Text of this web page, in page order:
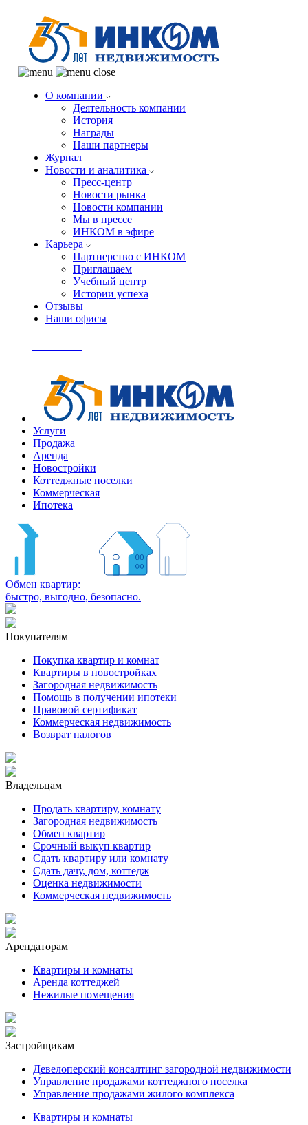
О компании
Деятельность компании
История
Награды
Наши партнеры
Журнал
Новости и аналитика
Пресс-центр
Новости рынка
Новости компании
Мы в прессе
ИНКОМ в эфире
Карьера
Партнерство с ИНКОМ
Приглашаем
Учебный центр
Истории успеха
Отзывы
Наши офисы
Услуги
Продажа
Аренда
Новостройки
Коттеджные поселки
Коммерческая
Ипотека
Обмен квартир:
быстро, выгодно, безопасно.
Покупателям
Покупка квартир и комнат
Квартиры в новостройках
Загородная недвижимость
Помощь в получении ипотеки
Правовой сертификат
Коммерческая недвижимость
Возврат налогов
Владельцам
Продать квартиру, комнату
Загородная недвижимость
Обмен квартир
Срочный выкуп квартир
Сдать квартиру или комнату
Сдать дачу, дом, коттедж
Оценка недвижимости
Коммерческая недвижимость
Арендаторам
Квартиры и комнаты
Аренда коттеджей
Нежилые помещения
Застройщикам
Девелоперский консалтинг загородной недвижимости
Управление продажами коттеджного поселка
Управление продажами жилого комплекса
Квартиры и комнаты